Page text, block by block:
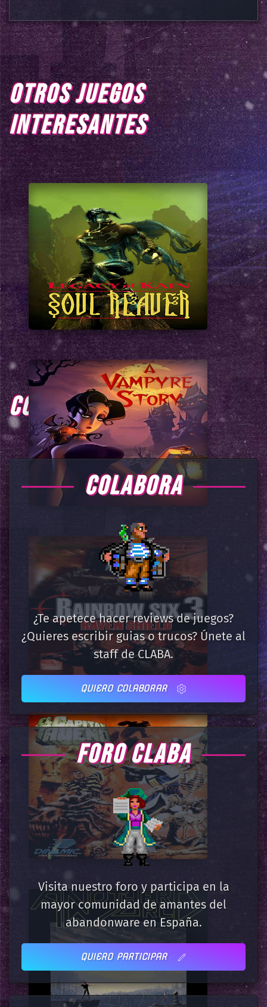
OTROS JUEGOS
INTERESANTES
COMENTARIOS
COLABORA
¿Te apetece hacer reviews de juegos?
¿Quieres escribir guias o trucos? Únete al
staff de CLABA.
QUIERO COLABORAR
FORO CLABA
Visita nuestro foro y participa en la
mayor comunidad de amantes del
abandonware en España.
QUIERO PARTICIPAR